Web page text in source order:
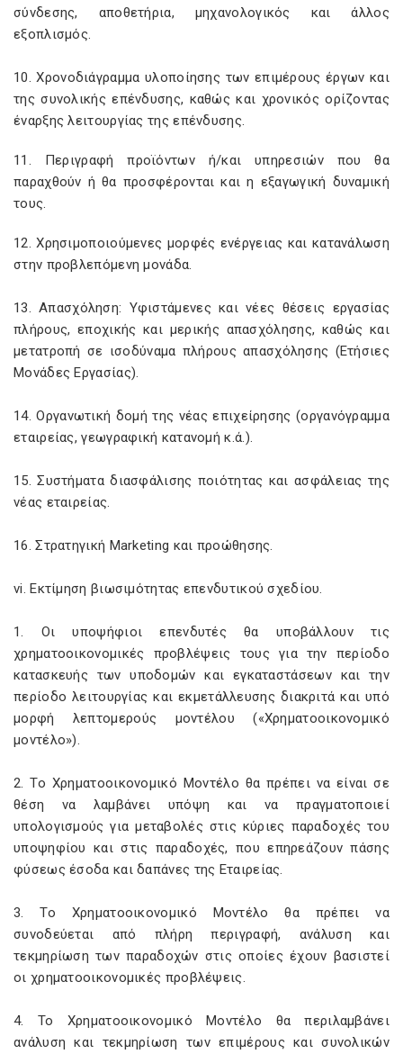
σύνδεσης, αποθετήρια, μηχανολογικός και άλλος
εξοπλισμός.
10. Χρονοδιάγραμμα υλοποίησης των επιμέρους έργων και
της συνολικής επένδυσης, καθώς και χρονικός ορίζοντας
έναρξης λειτουργίας της επένδυσης.
11. Περιγραφή προϊόντων ή/και υπηρεσιών που θα
παραχθούν ή θα προσφέρονται και η εξαγωγική δυναμική
τους.
12. Χρησιμοποιούμενες μορφές ενέργειας και κατανάλωση
στην προβλεπόμενη μονάδα.
13. Απασχόληση: Υφιστάμενες και νέες θέσεις εργασίας
πλήρους, εποχικής και μερικής απασχόλησης, καθώς και
μετατροπή σε ισοδύναμα πλήρους απασχόλησης (Ετήσιες
Μονάδες Εργασίας).
14. Οργανωτική δομή της νέας επιχείρησης (οργανόγραμμα
εταιρείας, γεωγραφική κατανομή κ.ά.).
15. Συστήματα διασφάλισης ποιότητας και ασφάλειας της
νέας εταιρείας.
16. Στρατηγική Marketing και προώθησης.
vi. Εκτίμηση βιωσιμότητας επενδυτικού σχεδίου.
1. Οι υποψήφιοι επενδυτές θα υποβάλλουν τις
χρηματοοικονομικές προβλέψεις τους για την περίοδο
κατασκευής των υποδομών και εγκαταστάσεων και την
περίοδο λειτουργίας και εκμετάλλευσης διακριτά και υπό
μορφή λεπτομερούς μοντέλου («Χρηματοοικονομικό
μοντέλο»).
2. Το Χρηματοοικονομικό Μοντέλο θα πρέπει να είναι σε
θέση να λαμβάνει υπόψη και να πραγματοποιεί
υπολογισμούς για μεταβολές στις κύριες παραδοχές του
υποψηφίου και στις παραδοχές, που επηρεάζουν πάσης
φύσεως έσοδα και δαπάνες της Εταιρείας.
3. To Χρηματοοικονομικό Μοντέλο θα πρέπει να
συνοδεύεται από πλήρη περιγραφή, ανάλυση και
τεκμηρίωση των παραδοχών στις οποίες έχουν βασιστεί
οι χρηματοοικονομικές προβλέψεις.
4. Το Χρηματοοικονομικό Μοντέλο θα περιλαμβάνει
ανάλυση και τεκμηρίωση των επιμέρους και συνολικών